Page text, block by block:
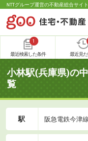
NTTグループ運営の不動産総合サイ
1
最近検索した条件 最近見
小林駅(兵庫県)の
覧
駅 阪急電鉄今津